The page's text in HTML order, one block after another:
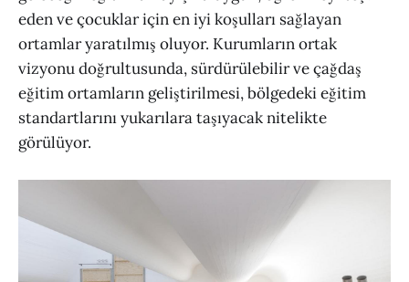
eden ve çocuklar için en iyi koşulları sağlayan
ortamlar yaratılmış oluyor. Kurumların ortak
vizyonu doğrultusunda, sürdürülebilir ve çağdaş
eğitim ortamların geliştirilmesi, bölgedeki eğitim
standartlarını yukarılara taşıyacak nitelikte
görülüyor.